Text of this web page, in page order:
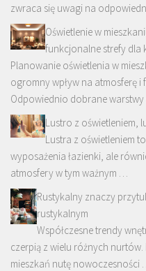
zwraca się uwagi na
Oświetlenie w
funkcjonalne strefy dla
Planowanie oświetlenia w
ogromny wpływ na atmosferę
Odpowiednio dobrane
Lustro z oświetleniem,
Lustra z oświetleniem
wyposażenia łazienki, ale
atmosfery w tym ważnym …
Rustykalny znaczy
rustykalnym
Współczesne trendy
czerpią z wielu różnych
mieszkań nutę nowoczesności